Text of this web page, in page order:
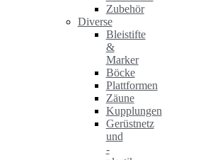
Zubehör
Diverse
Bleistifte
&
Marker
Böcke
Plattformen
Zäune
Kupplungen
Gerüstnetz
und
-